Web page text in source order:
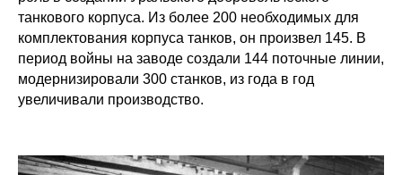
танкового корпуса. Из более 200 необходимых для
комплектования корпуса танков, он произвел 145. В
период войны на заводе создали 144 поточные линии,
модернизировали 300 станков, из года в год
увеличивали производство.